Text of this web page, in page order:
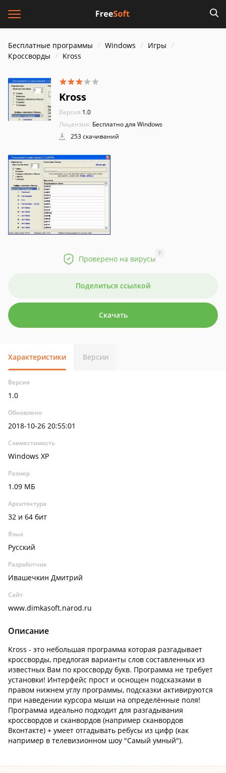
Бесплатные программы Windows
Игры
Кроссворды
Kross
Kross
Версия:1.0
Лицензия: Бесплатно для Windows
253 скачиваний
Проверено на вирусы
?
Поделиться ссылкой
Скачать
Характеристики Версии
Версия
1.0
Обновлено
2018-10-26 20:55:01
Совместимость
Windows XP
Размер
1.09 МБ
Архитектура
32 и 64 бит
Язык
Русский
Разработчик
Ивашечкин Дмитрий
Сайт
www.dimkasoft.narod.ru
Описание
Kross - это небольшая программа которая разгадывает
кроссворды, предлогая варианты слов составленных из
известных Вам по кроссворду букв. Программа не требует
установки! Интерфейс прост и оснощен подсказками в
правом нижнем углу программы, подсказки активируются
при наведении курсора мыши на определённые поля!
Программа идеально подходит для разгадывания
кроссвордов и сканвордов (например сканвордов
Вконтакте) + умеет отгадывать ребусы из цифр (как
например в телевизионном шоу "Самый умный").